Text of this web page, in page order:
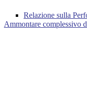
Relazione sulla
Ammontare complessivo